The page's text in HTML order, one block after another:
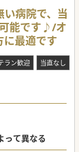
い病院で、当
能です♪/オ
に最適です
ラン歓迎 当直なし
って異なる